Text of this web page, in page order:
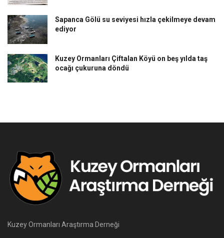
Sapanca Gölü su seviyesi hızla çekilmeye devam
ediyor
Kuzey Ormanları Çiftalan Köyü on beş yılda taş
ocağı çukuruna döndü
Kuzey Ormanları Araştırma Derneği